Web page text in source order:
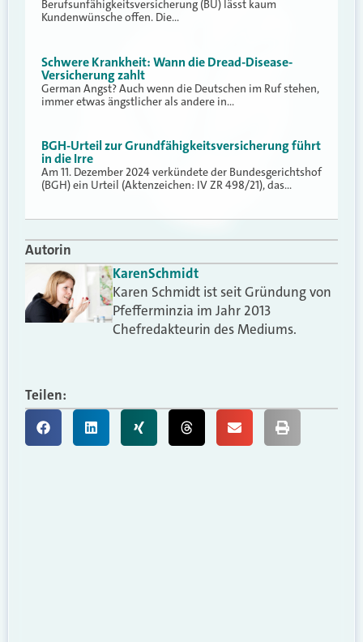
Berufsunfähigkeitsversicherung (BU) lässt kaum
Kundenwünsche offen. Die…
Schwere Krankheit: Wann die Dread-Disease-
Versicherung zahlt
German Angst? Auch wenn die Deutschen im Ruf stehen,
immer etwas ängstlicher als andere in…
BGH-Urteil zur Grundfähigkeitsversicherung führt
in die Irre
Am 11. Dezember 2024 verkündete der Bundesgerichtshof
(BGH) ein Urteil (Aktenzeichen: IV ZR 498/21), das…
Autorin
KarenSchmidt
Karen Schmidt ist seit Gründung von
Pfefferminzia im Jahr 2013
Chefredakteurin des Mediums.
Teilen: